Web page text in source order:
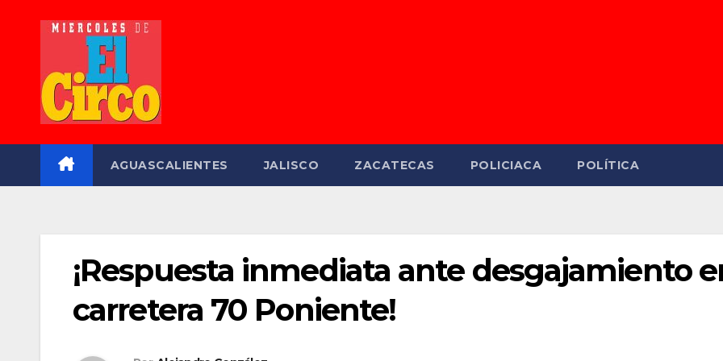
AGUASCALIENTES JALISCO ZACATECAS POLICIACA POLÍTICA
¡Respuesta inmediata ante desgajamiento
carretera 70 Poniente!